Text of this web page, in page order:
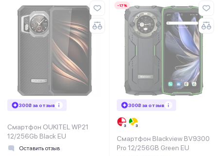
300₴ за отзыв
Смартфон OUKITEL WP21
12/256Gb Black EU
Оставить отзыв
-17%
300₴ за отзыв
Смартфон Blackview BV9300
Pro 12/256GB Green EU